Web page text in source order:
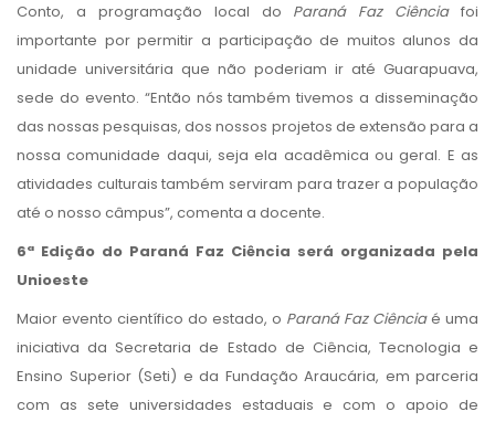
Conto, a programação local do Paraná Faz Ciênciafoi
importante por permitir a participação de muitos alunos da
unidade universitária que não poderiam ir até Guarapuava,
sede do evento. “Então nós também tivemos a disseminação
das nossas pesquisas, dos nossos projetos de extensão para a
nossa comunidade daqui, seja ela acadêmica ou geral. E as
atividades culturais também serviram para trazer a população
até o nosso câmpus”, comenta a docente.
6ª Edição do Paraná Faz Ciência será organizada pela
Unioeste
Maior evento científico do estado, o Paraná Faz Ciênciaé uma
iniciativa da Secretaria de Estado de Ciência, Tecnologia e
Ensino Superior (Seti) e da Fundação Araucária, em parceria
com as sete universidades estaduais e com o apoio de